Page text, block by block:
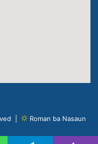
| Roman ba Nasaun